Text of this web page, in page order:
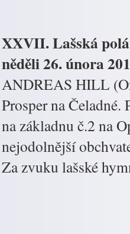
XXVII. Lašská
něděli 26. února
ANDREAS HILL
Prosper na
na základnu č.2 na
nejodolnější
Za zvuku lašské